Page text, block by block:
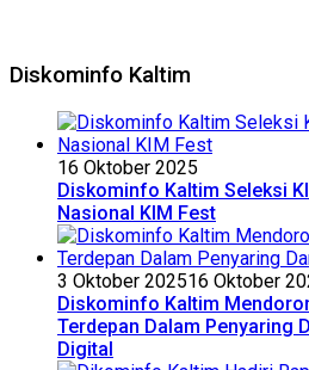
Diskominfo Kaltim
16 Oktober 2025
Diskominfo Kaltim Seleksi
Nasional KIM Fest
3 Oktober 202516 Oktober
Diskominfo Kaltim
Terdepan Dalam Penyaring
Digital